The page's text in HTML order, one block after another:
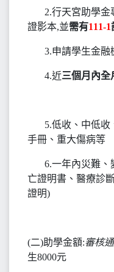
2.行天宮助學金
證影本,並需有111-1
3.申請學生金融
4.近三個月內全
(以下5.6
5.低收、中低收
手冊、重大傷病等
6.一年內災難、
亡證明書、醫療診
證明)
(二)助學金額:審核
生8000元